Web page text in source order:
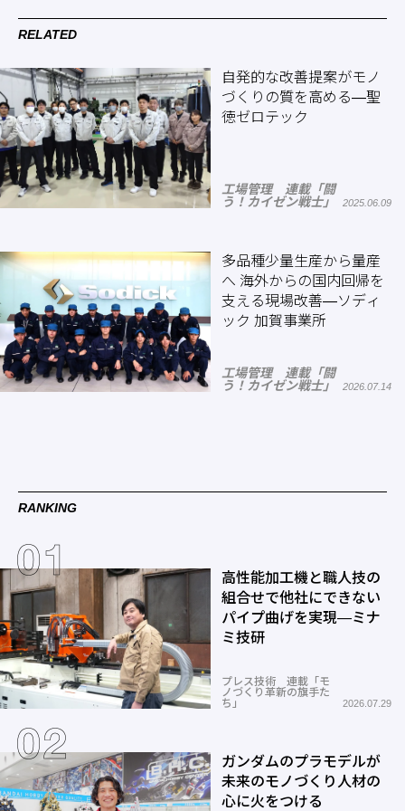
RELATED
自発的な改善提案がモノ
づくりの質を高める―聖
徳ゼロテック
工場管理 連載「闘
う！カイゼン戦士」
2025.06.09
多品種少量生産から量産
へ 海外からの国内回帰を
支える現場改善―ソディ
ック 加賀事業所
工場管理 連載「闘
う！カイゼン戦士」
2026.07.14
RANKING
高性能加工機と職人技の
組合せで他社にできない
パイプ曲げを実現―ミナ
ミ技研
プレス技術 連載「モ
ノづくり革新の旗手た
ち」
2026.07.29
ガンダムのプラモデルが
未来のモノづくり人材の
心に火をつける